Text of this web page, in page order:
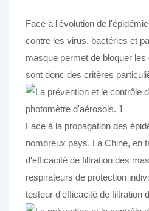
Face à l'évolution de
contre les virus, bactéries et
masque permet de bloquer
sont donc des critères
Face à la propagation des
nombreux pays. La Chine, en
d'efficacité de filtration des
respirateurs de protection
testeur d'efficacité de filtration